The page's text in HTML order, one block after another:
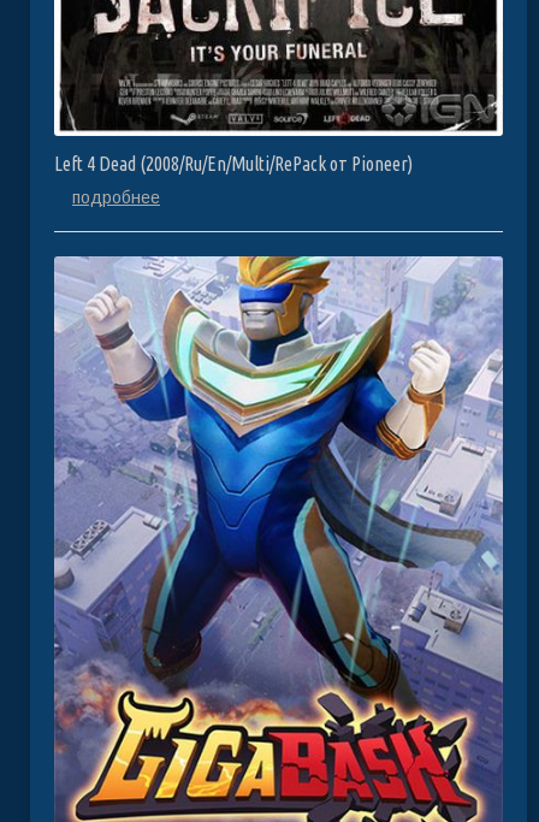
Left 4 Dead (2008/Ru/En/Multi/RePack от Pioneer)
подробнее